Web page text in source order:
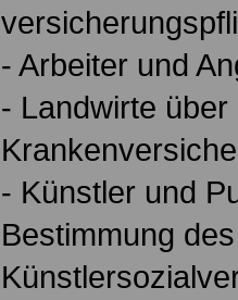
- Arbeiter und
- Landwirte über
- Künstler und
Bestimmung des